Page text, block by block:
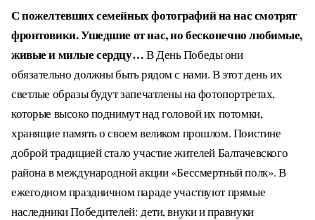
С пожелтевших семейных фотографий на нас смотрят
фронтовики. Ушедшие от нас, но бесконечно любимые,
живые и милые сердцу…В День Победы они
обязательно должны быть рядом с нами. В этот день их
светлые образы будут запечатлены на фотопортретах,
которые высоко поднимут над головой их потомки,
хранящие память о своем великом прошлом.Поистине
доброй традицией стало участие жителей Балтачевского
района в международной акции «Бессмертный полк». В
ежегодном праздничном параде участвуют прямые
наследники Победителей: дети, внуки и правнуки